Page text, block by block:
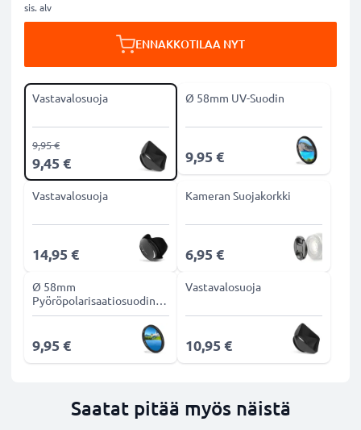
sis. alv
ENNAKKOTILAA NYT
Vastavalosuoja
9,45 €
9,95 €
Ø 58mm UV-Suodin
9,95 €
Vastavalosuoja
14,95 €
Kameran Suojakorkki
6,95 €
Ø 58mm
Pyöröpolarisaatiosuodin
CPL-suodin
9,95 €
Vastavalosuoja
10,95 €
Saatat pitää myös näistä